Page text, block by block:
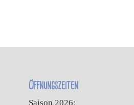
Öffnungszeiten
Saison 2026: